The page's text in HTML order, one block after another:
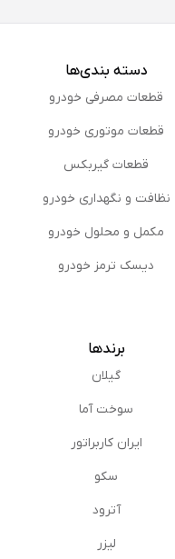
دسته بندی‌ها
قطعات مصرفی خودرو
قطعات موتوری خودرو
قطعات گیربکس
نظافت و نگهداری خودرو
مكمل و محلول خودرو
دیسک ترمز خودرو
برندها
گیلان
سوخت آما
ایران کاربراتور
سکو
آترود
لیزر